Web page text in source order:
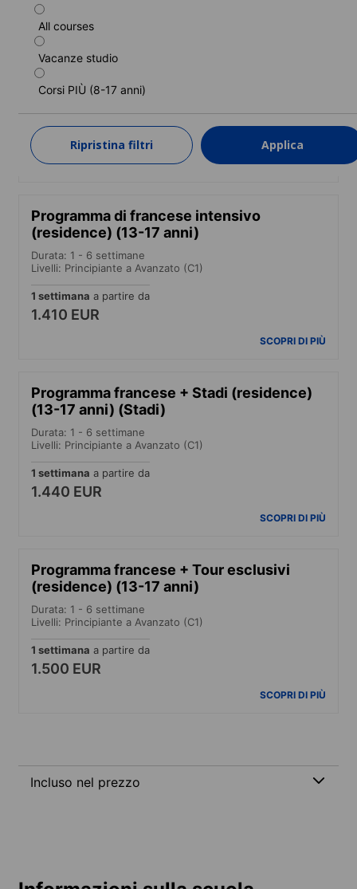
All courses
Vacanze studio
Corsi PIÙ (8-17 anni)
Ripristina filtri Applica
Programma di francese standard
(residence) (13-17 anni)
Durata: 1 - 6 settimane
Livelli: Principiante a Avanzato (C1)
1.340 EUR
SCOPRI DI PIÙ
Programma di francese intensivo
(residence) (13-17 anni)
Durata: 1 - 6 settimane
Livelli: Principiante a Avanzato (C1)
1 settimana a partire da
1.410 EUR
SCOPRI DI PIÙ
Programma francese + Stadi (residence)
(13-17 anni) (Stadi)
Durata: 1 - 6 settimane
Livelli: Principiante a Avanzato (C1)
1 settimana a partire da
1.440 EUR
SCOPRI DI PIÙ
Programma francese + Tour esclusivi
(residence) (13-17 anni)
Durata: 1 - 6 settimane
Livelli: Principiante a Avanzato (C1)
1 settimana a partire da
1.500 EUR
SCOPRI DI PIÙ
Incluso nel prezzo